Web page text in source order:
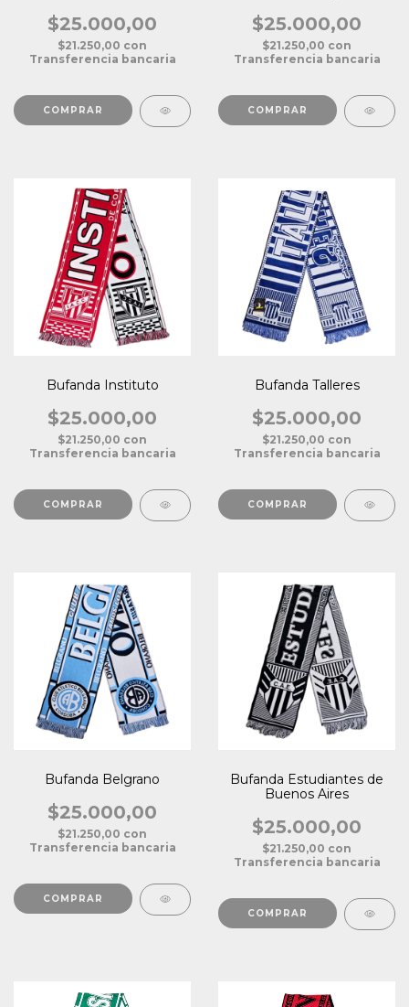
$25.000,00
$21.250,00 con
Transferencia bancaria
$25.000,00
$21.250,00 con
Transferencia bancaria
Bufanda Instituto
$25.000,00
$21.250,00 con
Transferencia bancaria
Bufanda Talleres
$25.000,00
$21.250,00 con
Transferencia bancaria
Bufanda Belgrano
$25.000,00
$21.250,00 con
Transferencia bancaria
Bufanda Estudiantes de
Buenos Aires
$25.000,00
$21.250,00 con
Transferencia bancaria